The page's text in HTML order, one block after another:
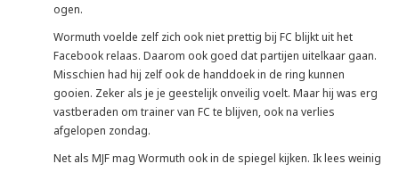
ogen.
Wormuth voelde zelf zich ook niet prettig bij FC blijkt uit het
Facebook relaas. Daarom ook goed dat partijen uitelkaar gaan.
Misschien had hij zelf ook de handdoek in de ring kunnen
gooien. Zeker als je je geestelijk onveilig voelt. Maar hij was erg
vastberaden om trainer van FC te blijven, ook na verlies
afgelopen zondag.
Net als MJF mag Wormuth ook in de spiegel kijken. Ik lees weinig